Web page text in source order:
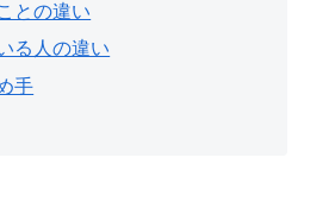
との違い
る人の違い
手